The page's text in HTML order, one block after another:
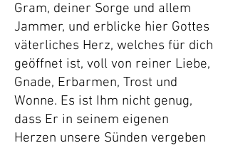
Gram, deiner Sorge und allem
Jammer, und erblicke hier Gottes
väterliches Herz, welches für dich
geöffnet ist, voll von reiner Liebe,
Gnade, Erbarmen, Trost und
Wonne. Es ist Ihm nicht genug,
dass Er in seinem eigenen
Herzen unsere Sünden vergeben